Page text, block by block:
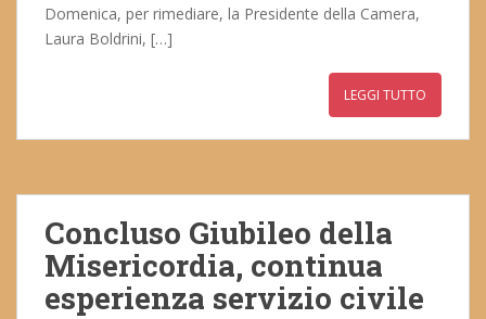
Domenica, per rimediare, la Presidente della Camera,
Laura Boldrini, […]
LEGGI TUTTO
Concluso Giubileo della
Misericordia, continua
esperienza servizio civile